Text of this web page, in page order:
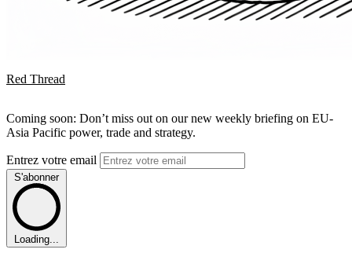
Red Thread
Coming soon: Don’t miss out on our new weekly briefing on EU-
Asia Pacific power, trade and strategy.
Entrez votre email
S'abonner
Loading...